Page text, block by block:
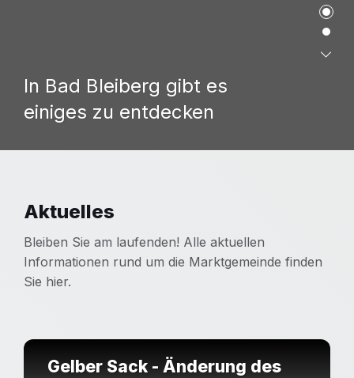
In Bad Bleiberg gibt es
einiges zu entdecken
Zu den Veranstaltungen
Aktuelles
Bleiben Sie am laufenden! Alle aktuellen
Informationen rund um die Marktgemeinde finden
Sie hier.
Gelber Sack - Änderung des